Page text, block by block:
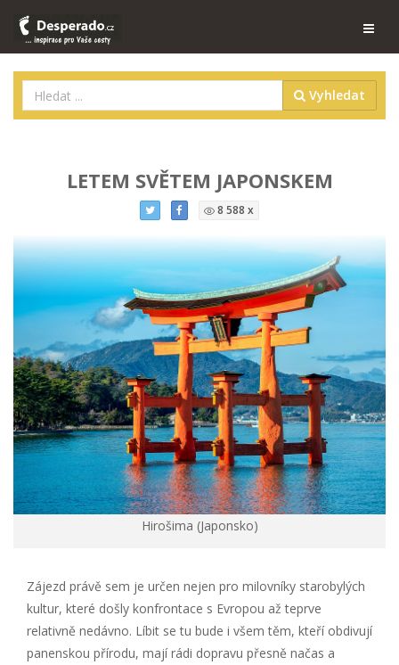
Vyhledat
LETEM SVĚTEM JAPONSKEM
8 588 x
Hirošima (Japonsko)
Zájezd právě sem je určen nejen pro milovníky starobylých
kultur, které došly konfrontace s Evropou až teprve
relativně nedávno. Líbit se tu bude i všem těm, kteří obdivují
panenskou přírodu, mají rádi dopravu přesně načas a